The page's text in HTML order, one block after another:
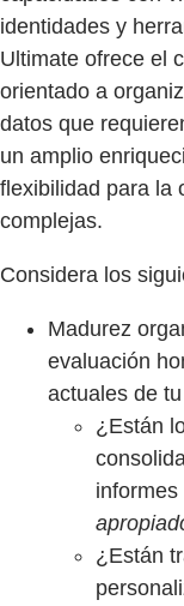
identidades y
Ultimate ofrece el
orientado a
datos que
un amplio
flexibilidad para la
complejas.
Considera los
Madurez
evaluación
actuales de
¿Están
¿Están